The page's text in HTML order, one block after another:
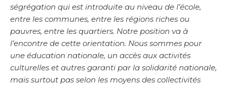
ségrégation qui est introduite au niveau de l’école,
entre les communes, entre les régions riches ou
pauvres, entre les quartiers. Notre position va à
l’encontre de cette orientation. Nous sommes pour
une éducation nationale, un accès aux activités
culturelles et autres garanti par la solidarité nationale,
mais surtout pas selon les moyens des collectivités